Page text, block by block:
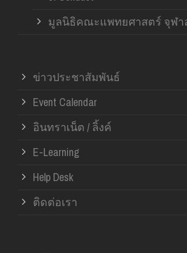
มูลนิธิคณะแพทยศาสตร์ จุฬ
ข่าวประชาสัมพันธ์
Event Calendar
อินทราเน็ต / ลิ้งค์
E-Learning
Help Desk
ติดต่อเรา